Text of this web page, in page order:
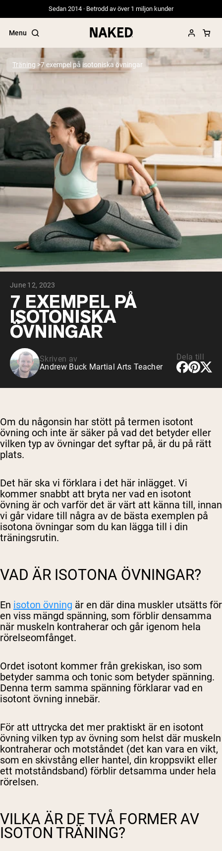
Sedan 2014 · Betrodd av över 1 miljon kunder
Menu
Populära söktermer
”Protein Powder“
”Overnight Oats“
”Vegan protein“
”Collagen“
”Micellar Casein“
PROTEIN POWDERS Best Seller
Gräsbetat vassleprotein
Vassleisolat från gräsbetande djur
Getproteinpulver från get
Micellärt kasein
Mass Gainer
Proteinkaffe
Shop All Protein Powders
VEGAN PROTEIN
Ärtprotein
Jordnötssmör
Fröproteinpulver
Ekologiskt risprotein
Proteindrinkar
Träning 7 exempel på isotoniska övningar
June 12, 2023
7 EXEMPEL PÅ
ISOTONISKA
ÖVNINGAR
Skriven av
Andrew Buck Martial Arts Teacher
Dela till
Om du någonsin har stött på termen isotont
övning och inte är säker på vad det betyder eller
vilken typ av övningar det syftar på, är du på rätt
plats.
Det här ska vi förklara i det här inlägget. Vi
kommer snabbt att bryta ner vad en isotont
övning är och varför det är värt att känna till, innan
vi går vidare till några av de bästa exemplen på
isotona övningar som du kan lägga till i din
träningsrutin.
VAD ÄR ISOTONA ÖVNINGAR?
En isoton övning är en där dina muskler utsätts för
en viss mängd spänning, som förblir densamma
när muskeln kontraherar och går igenom hela
rörelseomfånget.
Ordet isotont kommer från grekiskan, iso som
betyder samma och tonic som betyder spänning.
Denna term samma spänning förklarar vad en
isotont övning innebär.
För att uttrycka det mer praktiskt är en isotont
övning vilken typ av övning som helst där muskeln
kontraherar och motståndet (det kan vara en vikt,
som en skivstång eller hantel, din kroppsvikt eller
ett motståndsband) förblir detsamma under hela
rörelsen.
VILKA ÄR DE TVÅ FORMER AV
ISOTON TRÄNING?